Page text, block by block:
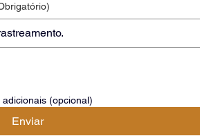
(opcional)
Enviar